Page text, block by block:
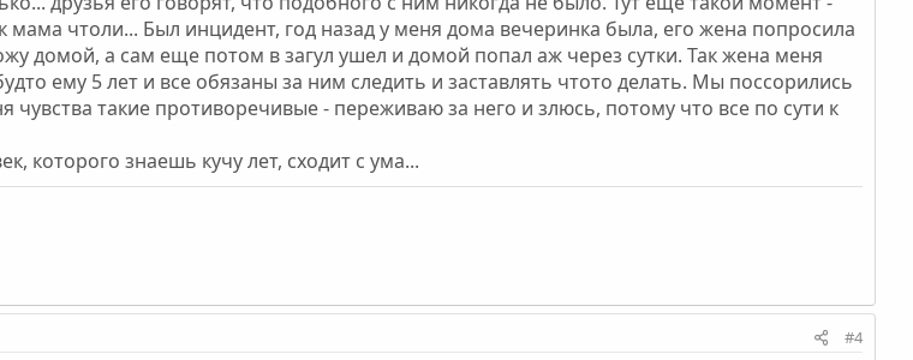
мама чтоли... Был инцидент, год назад у меня дома вечеринка была, его жена попросила
домой, а сам еще потом в загул ушел и домой попал аж через сутки. Так жена меня
ему 5 лет и все обязаны за ним следить и заставлять чтото делать. Мы поссорились
такие противоречивые - переживаю за него и злюсь, потому что все по сути к
которого знаешь кучу лет, сходит с ума...
#4